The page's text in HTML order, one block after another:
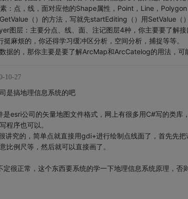
：点，线，面对应他的Shape属性，Point，Line，
（）的方法，写就先startEditing（）用SetValue（
图层：主要分点、线、面、注记图层4种，你主要要了解
挺麻烦的，你还得学习缓冲区分析，空间分析，捕捉等等。
据的，那你主要是要了解ArcMap和ArcCatelog的用法，可
10-27
是搞地理信息系统的吧
是esri公司的矢量地图文件格式，网上有很多用C#写的类
程序也可以。
讲究的，简单点就直接用gdi+进行绘制点线面了，首先先
比例尺等，然后就可以直接画了。
定很正常，这个东西要系统的学一下地理信息系统原理，否